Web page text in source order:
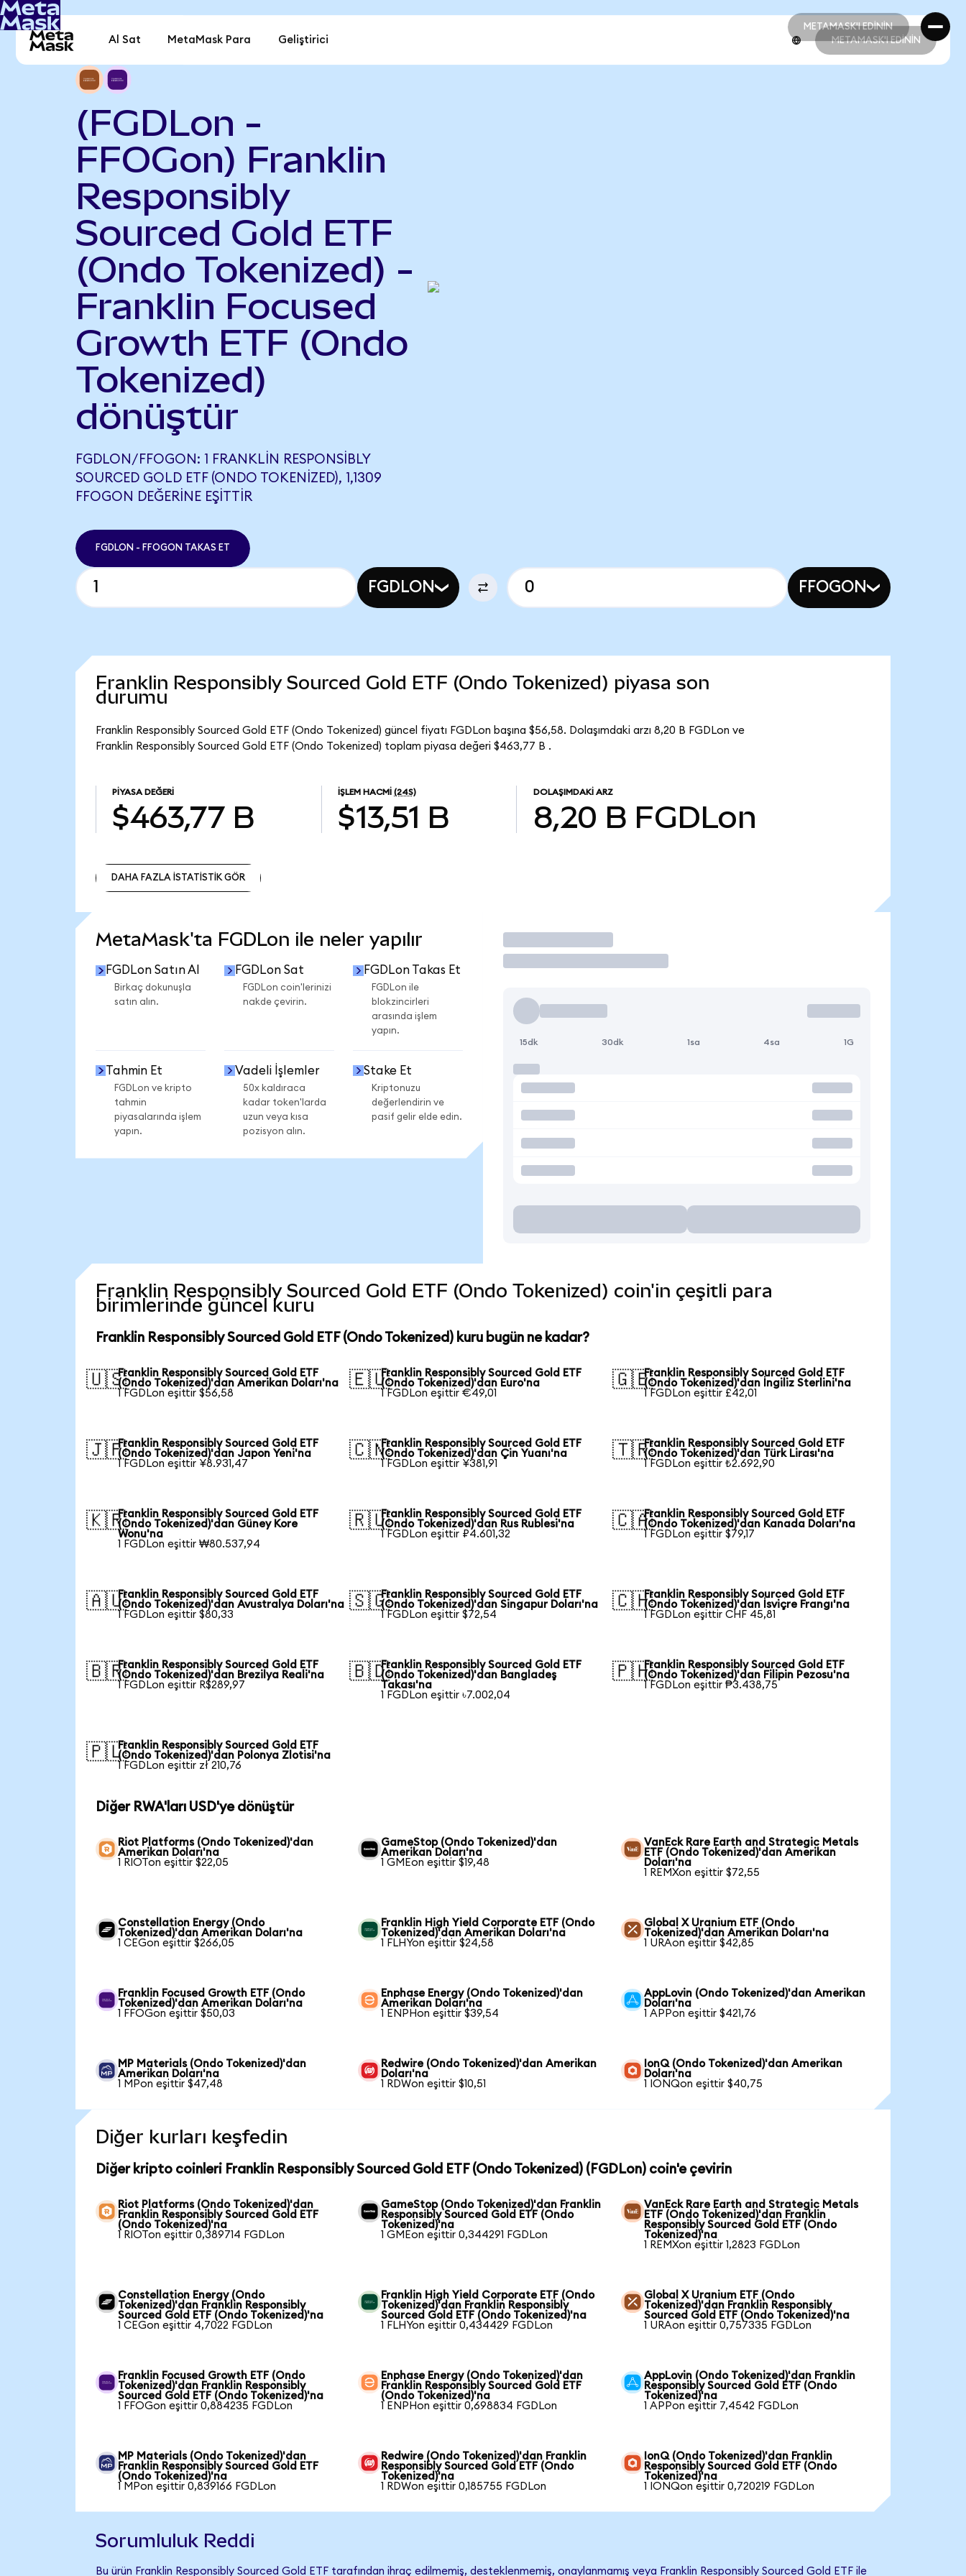
METAMASK'I EDİNİN
METAMASK'I EDİNİN
Al Sat MetaMask Para Geliştirici METAMASK'I EDİNİN
(FGDLon -
FFOGon) Franklin
Responsibly
Sourced Gold ETF
(Ondo Tokenized) -
Franklin Focused
Growth ETF (Ondo
Tokenized)
dönüştür
FGDLON/FFOGON: 1 FRANKLIN RESPONSIBLY
SOURCED GOLD ETF (ONDO TOKENIZED), 1,1309
FFOGON DEĞERINE EŞITTIR
FGDLON - FFOGON TAKAS ET
FGDLON FFOGON
Franklin Responsibly Sourced Gold ETF (Ondo Tokenized) piyasa son
durumu
Franklin Responsibly Sourced Gold ETF (Ondo Tokenized) güncel fiyatı FGDLon başına $56,58. Dolaşımdaki arzı 8,20 B FGDLon ve
Franklin Responsibly Sourced Gold ETF (Ondo Tokenized) toplam piyasa değeri $463,77 B .
PIYASA DEĞERI
$463,77 B
İŞLEM HACMI (24S)
$13,51 B
DOLAŞIMDAKI ARZ
8,20 B FGDLon
DAHA FAZLA İSTATİSTİK GÖR
MetaMask'ta FGDLon ile neler yapılır
FGDLon Satın Al
Birkaç dokunuşla
satın alın.
FGDLon Sat
FGDLon coin'lerinizi
nakde çevirin.
FGDLon Takas Et
FGDLon ile
blokzincirleri
arasında işlem
yapın.
Tahmin Et
FGDLon ve kripto
tahmin
piyasalarında işlem
yapın.
Vadeli İşlemler
50x kaldıraca
kadar token'larda
uzun veya kısa
pozisyon alın.
Stake Et
Kriptonuzu
değerlendirin ve
pasif gelir elde edin.
İşlem Yap
15dk 30dk 1sa 4sa 1G
Franklin Responsibly Sourced Gold ETF (Ondo Tokenized) coin'in çeşitli para
birimlerinde güncel kuru
Franklin Responsibly Sourced Gold ETF (Ondo Tokenized) kuru bugün ne kadar?
🇺🇸Franklin Responsibly Sourced Gold ETF
(Ondo Tokenized)'dan Amerikan Doları'na
1 FGDLon eşittir $56,58
🇪🇺Franklin Responsibly Sourced Gold ETF
(Ondo Tokenized)'dan Euro'na
1 FGDLon eşittir €49,01
🇬🇧Franklin Responsibly Sourced Gold ETF
(Ondo Tokenized)'dan İngiliz Sterlini'na
1 FGDLon eşittir £42,01
🇯🇵Franklin Responsibly Sourced Gold ETF
(Ondo Tokenized)'dan Japon Yeni'na
1 FGDLon eşittir ¥8.931,47
🇨🇳Franklin Responsibly Sourced Gold ETF
(Ondo Tokenized)'dan Çin Yuanı'na
1 FGDLon eşittir ¥381,91
🇹🇷Franklin Responsibly Sourced Gold ETF
(Ondo Tokenized)'dan Türk Lirası'na
1 FGDLon eşittir ₺2.692,90
🇰🇷Franklin Responsibly Sourced Gold ETF
(Ondo Tokenized)'dan Güney Kore
Wonu'na
1 FGDLon eşittir ₩80.537,94
🇷🇺Franklin Responsibly Sourced Gold ETF
(Ondo Tokenized)'dan Rus Rublesi'na
1 FGDLon eşittir ₽4.601,32
🇨🇦Franklin Responsibly Sourced Gold ETF
(Ondo Tokenized)'dan Kanada Doları'na
1 FGDLon eşittir $79,17
🇦🇺Franklin Responsibly Sourced Gold ETF
(Ondo Tokenized)'dan Avustralya Doları'na
1 FGDLon eşittir $80,33
🇸🇬Franklin Responsibly Sourced Gold ETF
(Ondo Tokenized)'dan Singapur Doları'na
1 FGDLon eşittir $72,54
🇨🇭Franklin Responsibly Sourced Gold ETF
(Ondo Tokenized)'dan İsviçre Frangı'na
1 FGDLon eşittir CHF 45,81
🇧🇷Franklin Responsibly Sourced Gold ETF
(Ondo Tokenized)'dan Brezilya Reali'na
1 FGDLon eşittir R$289,97
🇧🇩Franklin Responsibly Sourced Gold ETF
(Ondo Tokenized)'dan Bangladeş
Takası'na
1 FGDLon eşittir ৳7.002,04
🇵🇭Franklin Responsibly Sourced Gold ETF
(Ondo Tokenized)'dan Filipin Pezosu'na
1 FGDLon eşittir ₱3.438,75
🇵🇱Franklin Responsibly Sourced Gold ETF
(Ondo Tokenized)'dan Polonya Zlotisi'na
1 FGDLon eşittir zł 210,76
Diğer RWA'ları USD'ye dönüştür
Riot Platforms (Ondo Tokenized)'dan
Amerikan Doları'na
1 RIOTon eşittir $22,05
GameStop (Ondo Tokenized)'dan
Amerikan Doları'na
1 GMEon eşittir $19,48
VanEck Rare Earth and Strategic Metals
ETF (Ondo Tokenized)'dan Amerikan
Doları'na
1 REMXon eşittir $72,55
Constellation Energy (Ondo
Tokenized)'dan Amerikan Doları'na
1 CEGon eşittir $266,05
Franklin High Yield Corporate ETF (Ondo
Tokenized)'dan Amerikan Doları'na
1 FLHYon eşittir $24,58
Global X Uranium ETF (Ondo
Tokenized)'dan Amerikan Doları'na
1 URAon eşittir $42,85
Franklin Focused Growth ETF (Ondo
Tokenized)'dan Amerikan Doları'na
1 FFOGon eşittir $50,03
Enphase Energy (Ondo Tokenized)'dan
Amerikan Doları'na
1 ENPHon eşittir $39,54
AppLovin (Ondo Tokenized)'dan Amerikan
Doları'na
1 APPon eşittir $421,76
MP Materials (Ondo Tokenized)'dan
Amerikan Doları'na
1 MPon eşittir $47,48
Redwire (Ondo Tokenized)'dan Amerikan
Doları'na
1 RDWon eşittir $10,51
IonQ (Ondo Tokenized)'dan Amerikan
Doları'na
1 IONQon eşittir $40,75
Diğer kurları keşfedin
Diğer kripto coinleri Franklin Responsibly Sourced Gold ETF (Ondo Tokenized) (FGDLon) coin'e çevirin
Riot Platforms (Ondo Tokenized)'dan
Franklin Responsibly Sourced Gold ETF
(Ondo Tokenized)'na
1 RIOTon eşittir 0,389714 FGDLon
GameStop (Ondo Tokenized)'dan Franklin
Responsibly Sourced Gold ETF (Ondo
Tokenized)'na
1 GMEon eşittir 0,344291 FGDLon
VanEck Rare Earth and Strategic Metals
ETF (Ondo Tokenized)'dan Franklin
Responsibly Sourced Gold ETF (Ondo
Tokenized)'na
1 REMXon eşittir 1,2823 FGDLon
Constellation Energy (Ondo
Tokenized)'dan Franklin Responsibly
Sourced Gold ETF (Ondo Tokenized)'na
1 CEGon eşittir 4,7022 FGDLon
Franklin High Yield Corporate ETF (Ondo
Tokenized)'dan Franklin Responsibly
Sourced Gold ETF (Ondo Tokenized)'na
1 FLHYon eşittir 0,434429 FGDLon
Global X Uranium ETF (Ondo
Tokenized)'dan Franklin Responsibly
Sourced Gold ETF (Ondo Tokenized)'na
1 URAon eşittir 0,757335 FGDLon
Franklin Focused Growth ETF (Ondo
Tokenized)'dan Franklin Responsibly
Sourced Gold ETF (Ondo Tokenized)'na
1 FFOGon eşittir 0,884235 FGDLon
Enphase Energy (Ondo Tokenized)'dan
Franklin Responsibly Sourced Gold ETF
(Ondo Tokenized)'na
1 ENPHon eşittir 0,698834 FGDLon
AppLovin (Ondo Tokenized)'dan Franklin
Responsibly Sourced Gold ETF (Ondo
Tokenized)'na
1 APPon eşittir 7,4542 FGDLon
MP Materials (Ondo Tokenized)'dan
Franklin Responsibly Sourced Gold ETF
(Ondo Tokenized)'na
1 MPon eşittir 0,839166 FGDLon
Redwire (Ondo Tokenized)'dan Franklin
Responsibly Sourced Gold ETF (Ondo
Tokenized)'na
1 RDWon eşittir 0,185755 FGDLon
IonQ (Ondo Tokenized)'dan Franklin
Responsibly Sourced Gold ETF (Ondo
Tokenized)'na
1 IONQon eşittir 0,720219 FGDLon
Sorumluluk Reddi
Bu ürün Franklin Responsibly Sourced Gold ETF tarafından ihraç edilmemiş, desteklenmemiş, onaylanmamış veya Franklin Responsibly Sourced Gold ETF ile